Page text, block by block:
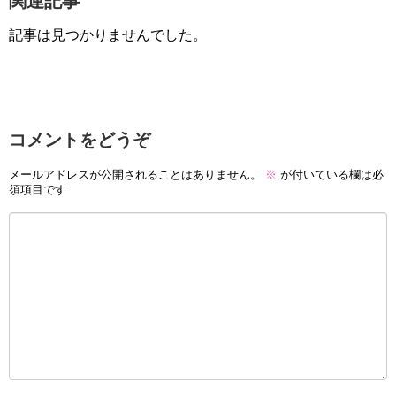
記事は見つかりませんでした。
コメントをどうぞ
メールアドレスが公開されることはありません。 ※ が付いている欄は必
須項目です